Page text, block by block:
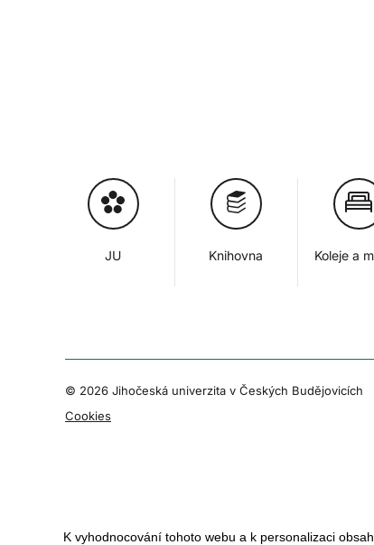
JU Knihovna Koleje a
© 2026 Jihočeská univerzita v Českých Budějovicích
Cookies
K vyhodnocování tohoto webu a k personalizaci